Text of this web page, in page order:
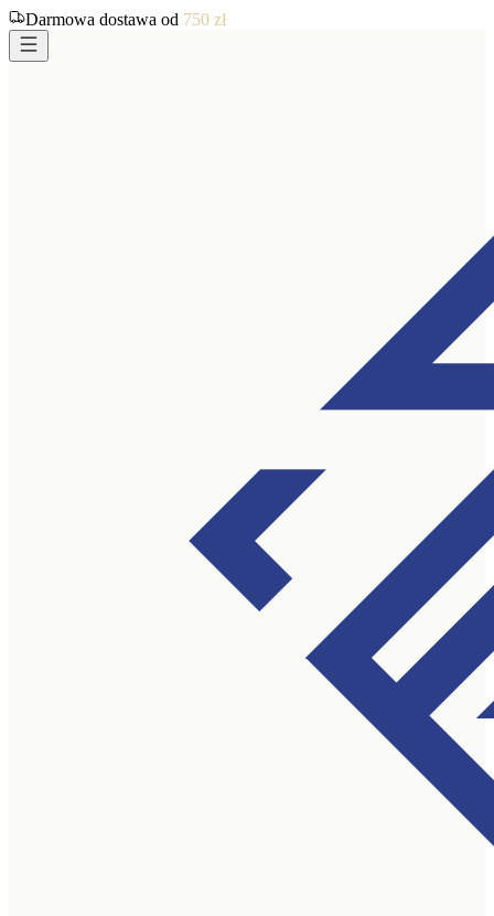
Darmowa dostawa od 750 zł